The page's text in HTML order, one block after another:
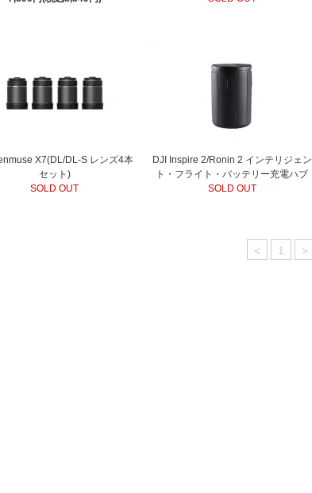
X7(DL/DL-S レンズ4本
セット)
SOLD OUT
DJI Inspire 2/Ronin 2 インテリジェン
ト・フライト・バッテリー充電ハブ
SOLD OUT
< 1 >